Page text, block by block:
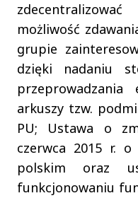
możliwość
grupie
dzięki nadaniu
arkuszy tzw.
PU; Ustawa o
czerwca 2015 r.
polskim oraz
funkcjonowaniu